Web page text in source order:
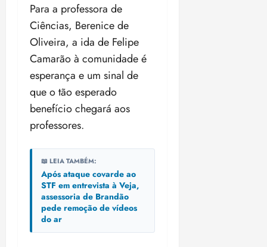
Para a professora de
Ciências, Berenice de
Oliveira, a ida de Felipe
Camarão à comunidade é
esperança e um sinal de
que o tão esperado
benefício chegará aos
professores.
📖 LEIA TAMBÉM:
Após ataque covarde ao
STF em entrevista à Veja,
assessoria de Brandão
pede remoção de vídeos
do ar